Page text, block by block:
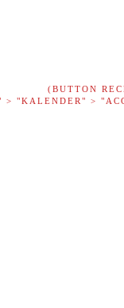
(BUTTON
> "KALENDER" >